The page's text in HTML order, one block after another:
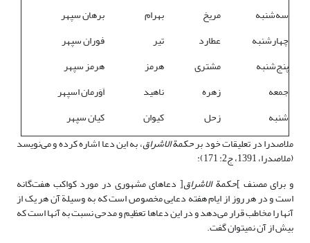
سه‌شنبه
مریخ بهرام
برهان سپهر
چهارشنبه
عطارد تیر
فوران سپهر
پنج‌شنبه
مشتری هرمز
هرمز سپهر
جمعه
زهره ناهید
اَوَرمان اسپهر
شنبه
زحل کیوان
کیان سپهر
ملاصدرا در تعلیقات خود برحکمة الاشراق، به این دعا اشاره کرده و می‌نویسد
(ملاصدرا، 1391، ج2: 171):
و برای مصنف ]حکمة الاشراق[ دعاهای مشهوری در مورد کواکب هفت‌گانه
است و در هر روز از ایام هفته دعایی مخصوص است که به وسیلة آن هر یک از
آنها را مخاطب قرار می‌دهد و در این دعاها تعظیم و مدحی نسبت به آنها است که
بیش از آن نمی‎توان گفت.